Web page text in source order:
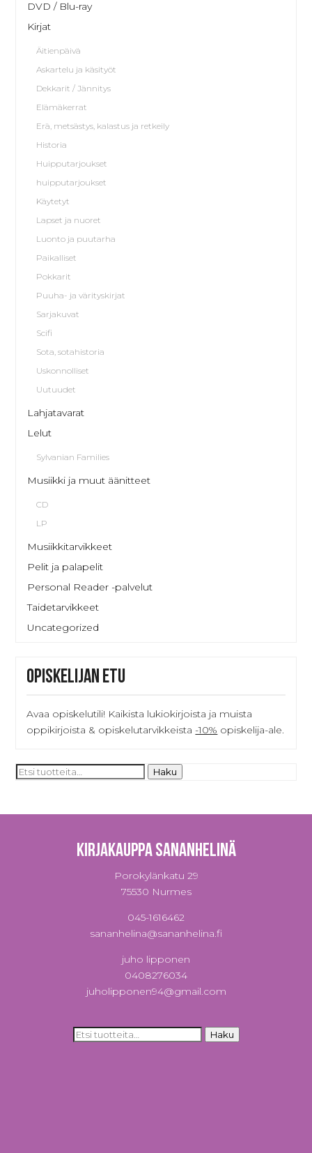
DVD / Blu-ray
Kirjat
Äitienpäivä
Askartelu ja käsityöt
Dekkarit / Jännitys
Elämäkerrat
Erä, metsästys, kalastus ja retkeily
Historia
Huipputarjoukset
huipputarjoukset
Käytetyt
Lapset ja nuoret
Luonto ja puutarha
Paikalliset
Pokkarit
Puuha- ja värityskirjat
Sarjakuvat
Scifi
Sota, sotahistoria
Uskonnolliset
Uutuudet
Lahjatavarat
Lelut
Sylvanian Families
Musiikki ja muut äänitteet
CD
LP
Musiikkitarvikkeet
Pelit ja palapelit
Personal Reader -palvelut
Taidetarvikkeet
Uncategorized
Opiskelijan etu
Avaa opiskelutili! Kaikista lukiokirjoista ja muista
oppikirjoista & opiskelutarvikkeista -10% opiskelija-ale.
Etsi: Haku
Kirjakauppa Sananhelinä
Porokylänkatu 29
75530 Nurmes
045-1616462
sananhelina@sananhelina.fi
juho lipponen
0408276034
juholipponen94@gmail.com
Etsi: Haku